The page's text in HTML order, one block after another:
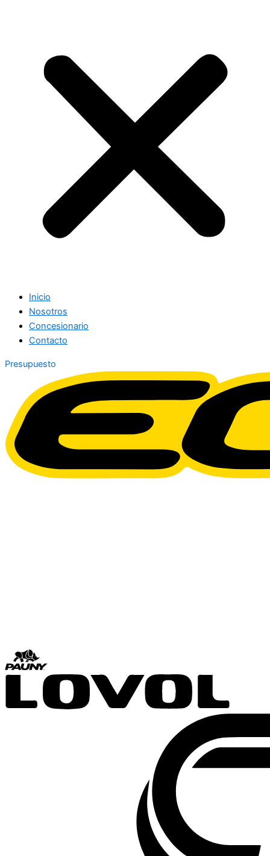
Inicio
Nosotros
Concesionario
Contacto
Presupuesto